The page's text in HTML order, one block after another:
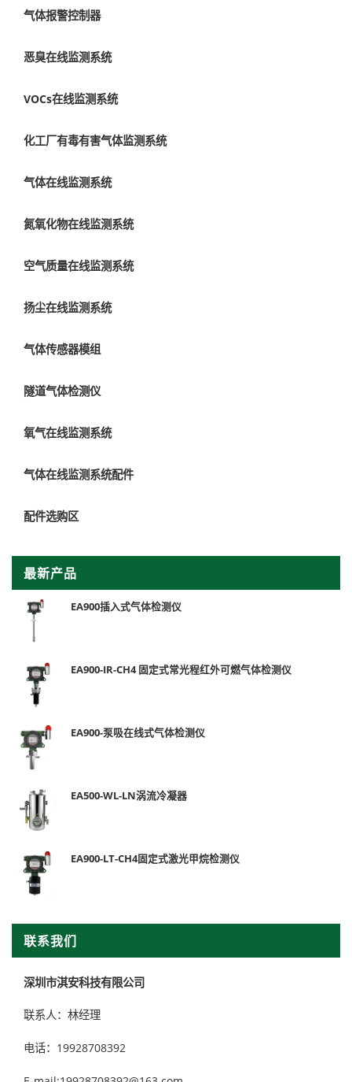
气体报警控制器
恶臭在线监测系统
VOCs在线监测系统
化工厂有毒有害气体监测系统
气体在线监测系统
氮氧化物在线监测系统
空气质量在线监测系统
扬尘在线监测系统
气体传感器模组
隧道气体检测仪
氧气在线监测系统
气体在线监测系统配件
配件选购区
最新产品
EA900插入式气体检测仪
EA900-IR-CH4 固定式常光程红外可燃气体检测仪
EA900-泵吸在线式气体检测仪
EA500-WL-LN涡流冷凝器
EA900-LT-CH4固定式激光甲烷检测仪
联系我们
深圳市淇安科技有限公司
联系人：林经理
电话：19928708392